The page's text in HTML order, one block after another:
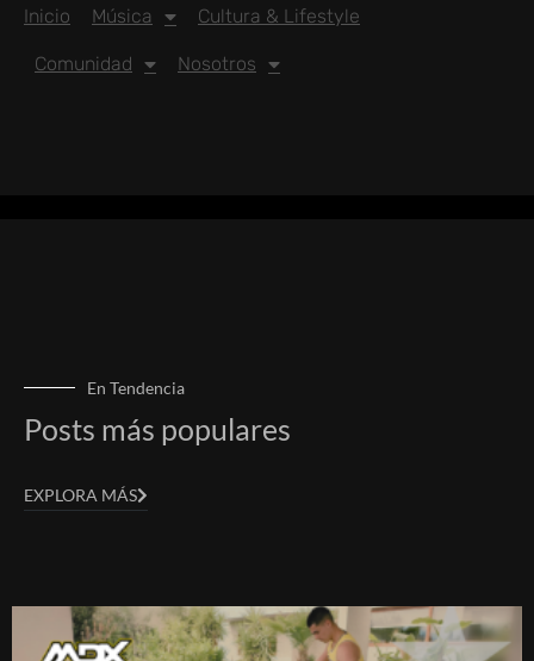
Inicio Música Cultura & Lifestyle
Comunidad Nosotros
En Tendencia
Posts más populares
EXPLORA MÁS